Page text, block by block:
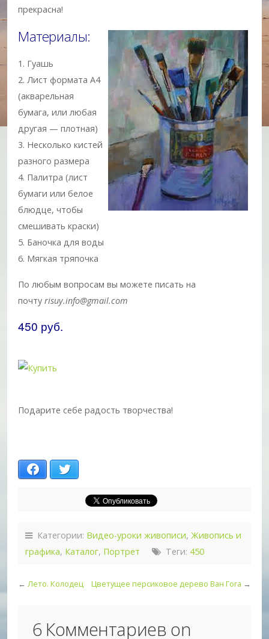
прекрасна!
Материалы:
1. Гуашь
2. Лист формата А4
(акварельная
бумага, или любая
другая — плотная)
3. Несколько кистей
разного размера
4. Палитра (лист
бумаги или белое
блюдце, чтобы
смешивать краски)
5. Баночка для воды
6. Мягкая тряпочка
По любым вопросам вы можете писать на
почту risuy.info@gmail.com
450 руб.
Подарите себе радость творчества!
Facebook
Категории: Видео-уроки живописи, Живопись и
графика, Каталог, Портрет Теги: 450
← Лето. Колодец Цветущее персиковое дерево Ван Гога →
6 Комментариев on